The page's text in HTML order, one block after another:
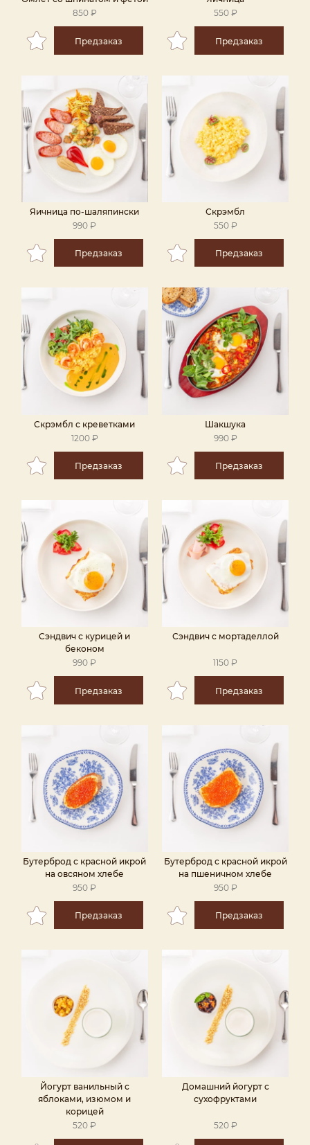
850 ₽
Предзаказ
550 ₽
Предзаказ
Яичница по-шаляпински
990 ₽
Предзаказ
Скрэмбл
550 ₽
Предзаказ
Скрэмбл с креветками
1200 ₽
Предзаказ
Шакшука
990 ₽
Предзаказ
Сэндвич с курицей и
беконом
990 ₽
Предзаказ
Сэндвич с мортаделлой
1150 ₽
Предзаказ
Бутерброд с красной икрой
на овсяном хлебе
950 ₽
Предзаказ
Бутерброд с красной икрой
на пшеничном хлебе
950 ₽
Предзаказ
Йогурт ванильный с
яблоками, изюмом и
корицей
520 ₽
Домашний йогурт с
сухофруктами
520 ₽